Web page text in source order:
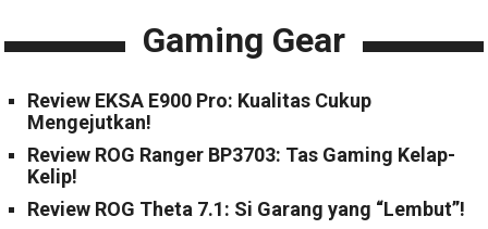
Gaming Gear
Review EKSA E900 Pro: Kualitas Cukup
Mengejutkan!
Review ROG Ranger BP3703: Tas Gaming Kelap-
Kelip!
Review ROG Theta 7.1: Si Garang yang “Lembut”!